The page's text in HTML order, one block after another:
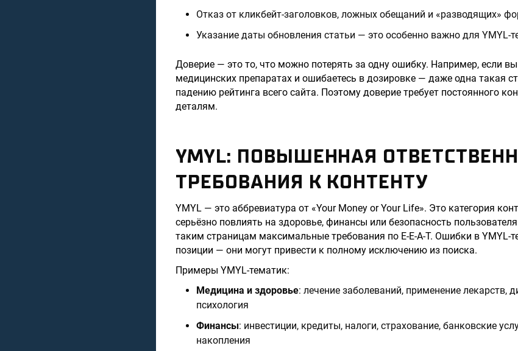
Отказ от кликбейт-заголовков, ложных обещаний и «разводящих»
Указание даты обновления статьи — это особенно важно для YMYL-
Доверие — это то, что можно потерять за одну ошибку. Например, если
медицинских препаратах и ошибаетесь в дозировке — даже одна такая
падению рейтинга всего сайта. Поэтому доверие требует постоянного
деталям.
YMYL: ПОВЫШЕННАЯ
ТРЕБОВАНИЯ К КОНТЕНТУ
YMYL — это аббревиатура от «Your Money or Your Life». Это категория
серьёзно повлиять на здоровье, финансы или безопасность
таким страницам максимальные требования по E-E-A-T. Ошибки в YMYL-
позиции — они могут привести к полному исключению из поиска.
Примеры YMYL-тематик:
Медицина и здоровье: лечение заболеваний, применение лекарств,
психология
Финансы: инвестиции, кредиты, налоги, страхование, банковские
накопления